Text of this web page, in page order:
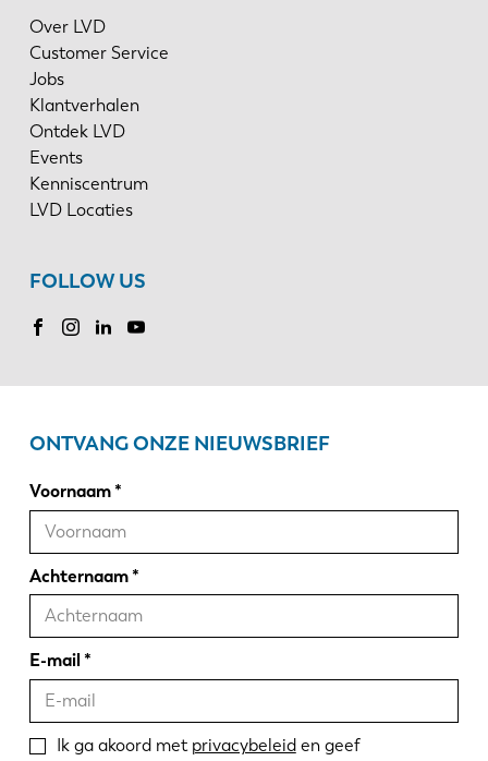
Over LVD
Customer Service
Jobs
Klantverhalen
Ontdek LVD
Events
Kenniscentrum
LVD Locaties
FOLLOW US
ONTVANG ONZE NIEUWSBRIEF
Voornaam
Achternaam
E-mail
Ik ga akoord met privacybeleiden geef